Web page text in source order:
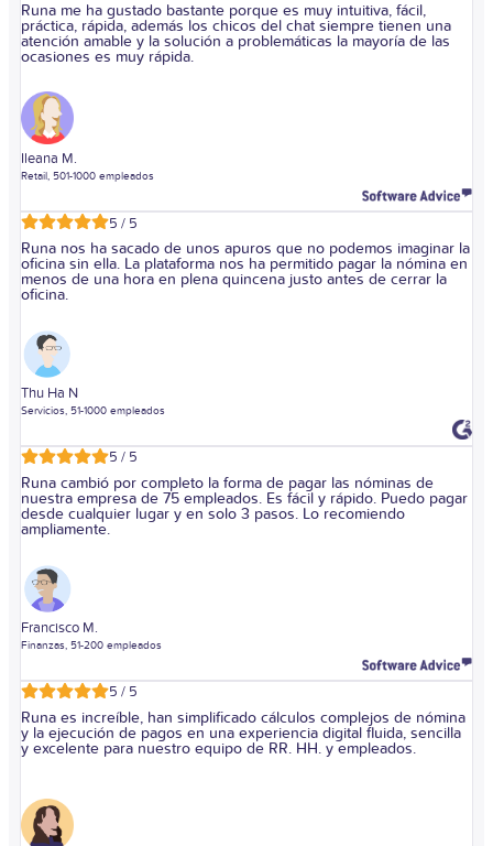
Runa me ha gustado bastante porque es muy intuitiva, fácil,
práctica, rápida, además los chicos del chat siempre tienen una
atención amable y la solución a problemáticas la mayoría de las
ocasiones es muy rápida.
Ileana M.
Retail, 501-1000 empleados
5 / 5
Runa nos ha sacado de unos apuros que no podemos imaginar la
oficina sin ella. La plataforma nos ha permitido pagar la nómina en
menos de una hora en plena quincena justo antes de cerrar la
oficina.
Thu Ha N
Servicios, 51-1000 empleados
5 / 5
Runa cambió por completo la forma de pagar las nóminas de
nuestra empresa de 75 empleados. Es fácil y rápido. Puedo pagar
desde cualquier lugar y en solo 3 pasos. Lo recomiendo
ampliamente.
Francisco M.
Finanzas, 51-200 empleados
5 / 5
Runa es increíble, han simplificado cálculos complejos de nómina
y la ejecución de pagos en una experiencia digital fluida, sencilla
y excelente para nuestro equipo de RR. HH. y empleados.